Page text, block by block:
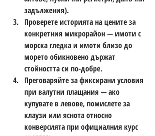
задължения).
Проверете историята на цените за
конкретния микрорайон — имоти с
морска гледка и имоти близо до
морето обикновено държат
стойността си по-добре.
Преговаряйте за фиксирани условия
при валутни плащания — ако
купувате в левове, помислете за
клаузи или яснота относно
конверсията при официалния курс